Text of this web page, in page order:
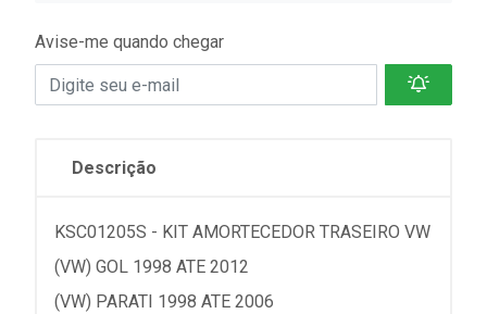
Avise-me quando chegar
Descrição
KSC01205S - KIT AMORTECEDOR TRASEIRO VW
(VW) GOL 1998 ATE 2012
(VW) PARATI 1998 ATE 2006